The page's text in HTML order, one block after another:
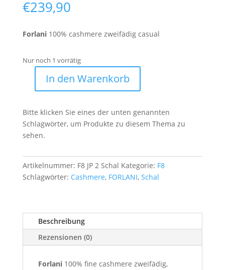
€239,90
Forlani100% cashmere zweifädig casual
Nur noch 1 vorrätig
Schal
In den Warenkorb
Bitte klicken Sie eines der unten genannten
Schlagwörter, um Produkte zu diesem Thema zu
sehen.
Artikelnummer: F8 JP 2 Schal Kategorie: F8
Schlagwörter: Cashmere, FORLANI, Schal
Beschreibung
Rezensionen (0)
Forlani100% fine cashmere zweifädig,